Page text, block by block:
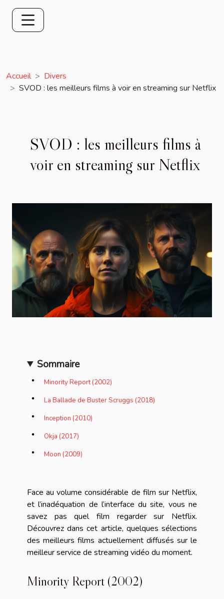
Accueil
Divers
SVOD : les meilleurs films à voir en streaming sur Netflix
SVOD : les meilleurs films à
voir en streaming sur Netflix
Sommaire
Minority Report (2002)
La Ballade de Buster Scruggs (2018)
Inception (2010)
Okja (2017)
Moon (2009)
Face au volume considérable de film sur Netflix,
et l’inadéquation de l’interface du site, vous ne
savez pas quel film regarder sur Netflix.
Découvrez dans cet article, quelques sélections
des meilleurs films actuellement diffusés sur le
meilleur service de streaming vidéo du moment.
Minority Report (2002)